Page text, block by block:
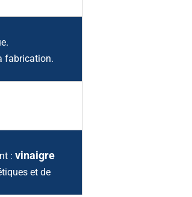
fabrication.
:vinaigre
et de